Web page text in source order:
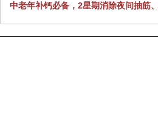
中老年补钙必备，2星期消除夜间抽筋